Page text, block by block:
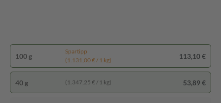
100 g
Spartipp
(1.131,00 € / 1 kg)
113,10 €
40 g (1.347,25 € / 1 kg) 53,89 €